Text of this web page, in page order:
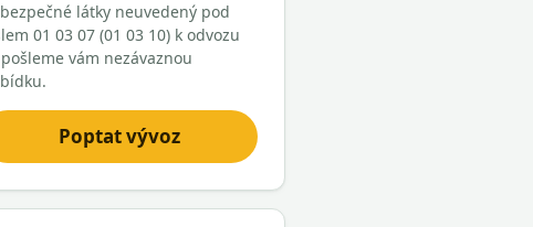
látky neuvedený pod
01 03 07 (01 03 10) k odvozu
vám nezávaznou
Poptat vývoz